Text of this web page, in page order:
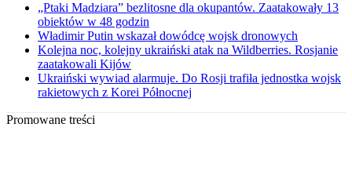
„Ptaki Madziara” bezlitosne dla okupantów. Zaatakowały 13
obiektów w 48 godzin
Władimir Putin wskazał dowódcę wojsk dronowych
Kolejna noc, kolejny ukraiński atak na Wildberries. Rosjanie
zaatakowali Kijów
Ukraiński wywiad alarmuje. Do Rosji trafiła jednostka wojsk
rakietowych z Korei Północnej
Promowane treści